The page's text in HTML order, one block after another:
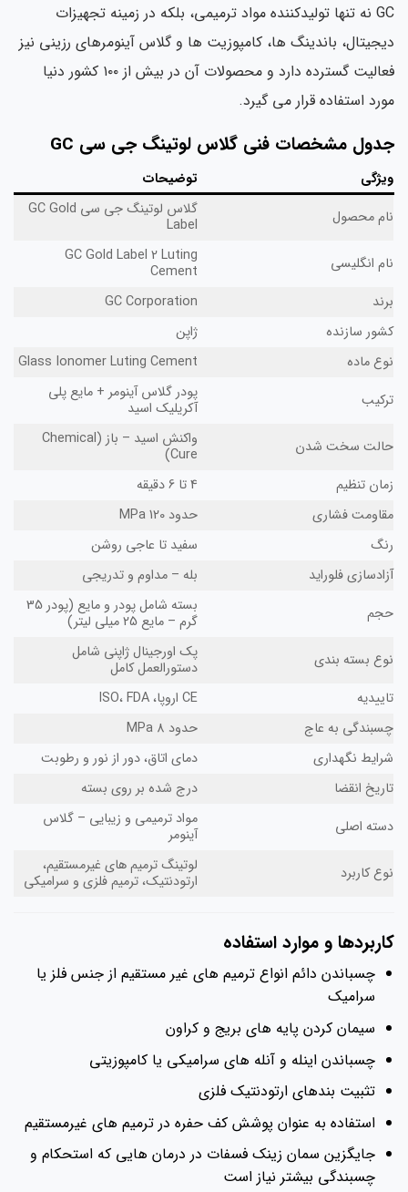
GC نه تنها تولیدکننده مواد ترمیمی، بلکه در زمینه تجهیزات
دیجیتال، باندینگ ها، کامپوزیت ها و گلاس آینومرهای رزینی نیز
فعالیت گسترده دارد و محصولات آن در بیش از ۱۰۰ کشور دنیا
مورد استفاده قرار می گیرد.
جدول مشخصات فنی گلاس لوتینگ جی سی GC
ویژگی
توضیحات
نام محصول
گلاس لوتینگ جی سی GC Gold
Label
نام انگلیسی
GC Gold Label 2 Luting
Cement
برند
GC Corporation
کشور سازنده
ژاپن
نوع ماده
Glass Ionomer Luting Cement
ترکیب
پودر گلاس آینومر + مایع پلی
آکریلیک اسید
حالت سخت شدن
واکنش اسید – باز (Chemical
Cure)
زمان تنظیم
4 تا 6 دقیقه
مقاومت فشاری
حدود 120 MPa
رنگ
سفید تا عاجی روشن
آزادسازی فلوراید
بله – مداوم و تدریجی
حجم
بسته شامل پودر و مایع (پودر 35
گرم – مایع 25 میلی لیتر)
نوع بسته بندی
پک اورجینال ژاپنی شامل
دستورالعمل کامل
تاییدیه
CE اروپا، ISO، FDA
چسبندگی به عاج
حدود 8 MPa
شرایط نگهداری
دمای اتاق، دور از نور و رطوبت
تاریخ انقضا
درج شده بر روی بسته
دسته اصلی
مواد ترمیمی و زیبایی – گلاس
آینومر
نوع کاربرد
لوتینگ ترمیم های غیرمستقیم،
ارتودنتیک، ترمیم فلزی و سرامیکی
کاربردها و موارد استفاده
چسباندن دائم انواع ترمیم های غیر مستقیم از جنس فلز یا
سرامیک
سیمان کردن پایه های بریج و کراون
چسباندن اینله و آنله های سرامیکی یا کامپوزیتی
تثبیت بندهای ارتودنتیک فلزی
استفاده به عنوان پوشش کف حفره در ترمیم های غیرمستقیم
جایگزین سمان زینک فسفات در درمان هایی که استحکام و
چسبندگی بیشتر نیاز است